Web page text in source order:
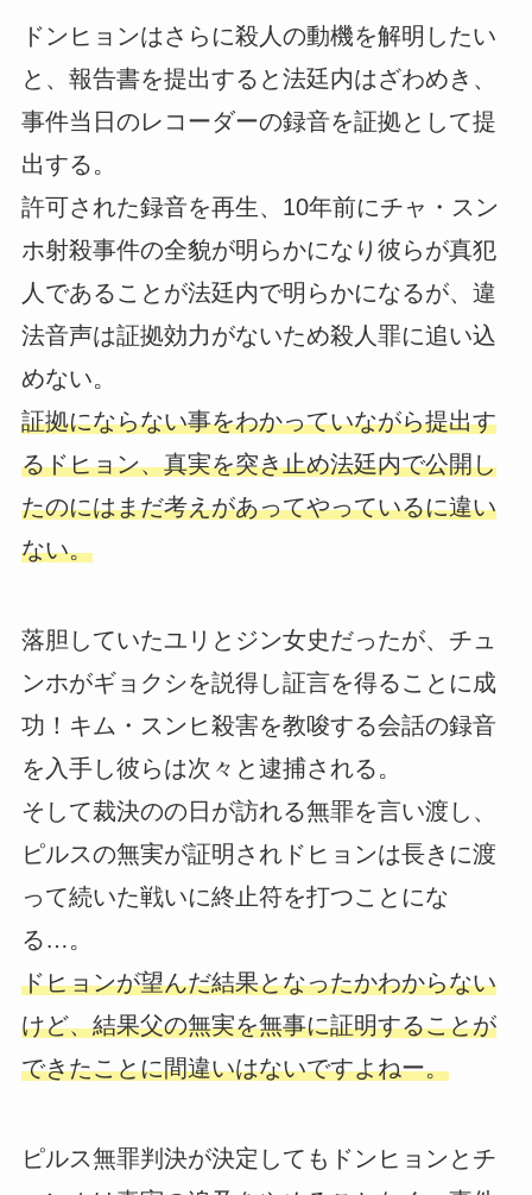
ドンヒョンはさらに殺人の動機を解明したい
と、報告書を提出すると法廷内はざわめき、
事件当日のレコーダーの録音を証拠として提
出する。
許可された録音を再生、10年前にチャ・スン
ホ射殺事件の全貌が明らかになり彼らが真犯
人であることが法廷内で明らかになるが、違
法音声は証拠効力がないため殺人罪に追い込
めない。
証拠にならない事をわかっていながら提出す
るドヒョン、真実を突き止め法廷内で公開し
たのにはまだ考えがあってやっているに違い
ない。
落胆していたユリとジン女史だったが、チュ
ンホがギョクシを説得し証言を得ることに成
功！キム・スンヒ殺害を教唆する会話の録音
を入手し彼らは次々と逮捕される。
そして裁決のの日が訪れる無罪を言い渡し、
ピルスの無実が証明されドヒョンは長きに渡
って続いた戦いに終止符を打つことにな
る…。
ドヒョンが望んだ結果となったかわからない
けど、結果父の無実を無事に証明することが
できたことに間違いはないですよねー。
ピルス無罪判決が決定してもドンヒョンとチ